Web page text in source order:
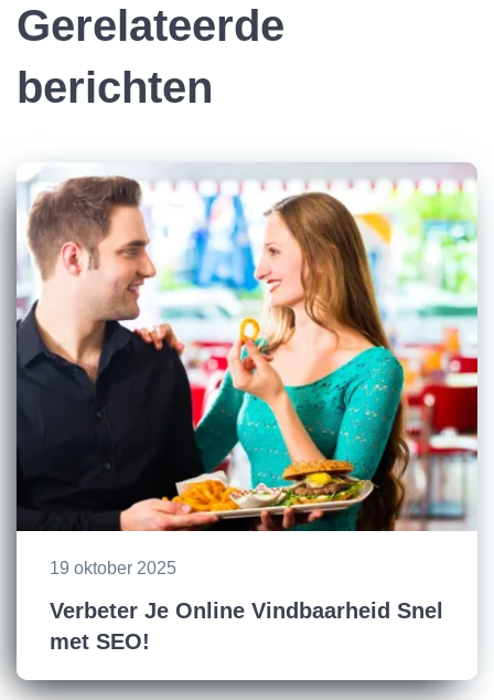
Gerelateerde
berichten
19 oktober 2025
Verbeter Je Online Vindbaarheid Snel
met SEO!